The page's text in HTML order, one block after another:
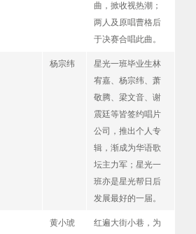
曲，掀收视热潮；
两人及原唱曹格后
于决赛合唱此曲。
杨宗纬
星光一班毕业生林
宥嘉、杨宗纬、萧
敬腾、梁文音、谢
震廷等皆签约唱片
公司，推出个人专
辑，渐成为华语歌
坛主力军；星光一
班亦是星光帮日后
发展最好的一届。
黄小琥
红遍大街小巷，为